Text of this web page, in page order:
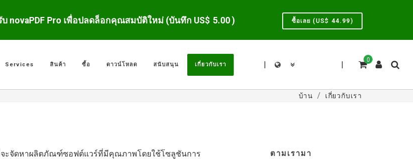
novaPDF Pro เพื่อปลดล็อกคุณสมบัติใหม่ (บันทึก US$ 5.00 ) ซื้อเลย (US$ 44.99)
0
|
|
Services สินค้า ซื้อ ดาวน์โหลด สนับสนุน เกี่ยวกับเรา
บ้าน เกี่ยวกับเรา
จะจัดหาผลิตภัณฑ์ซอฟต์แวร์ที่มีคุณภาพโดยใช้โซลูชันการ
ตามเรามา